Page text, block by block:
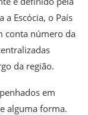
Escócia, o País
conta número da
da região.
em
alguma forma.